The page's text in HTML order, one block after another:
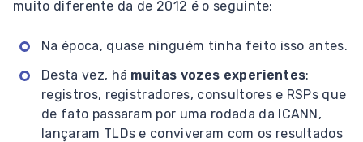
muito diferente da de 2012 é o seguinte:
Na época, quase ninguém tinha feito isso antes.
Desta vez, há muitas vozes experientes:
registros, registradores, consultores e RSPs que
de fato passaram por uma rodada da ICANN,
lançaram TLDs e conviveram com os resultados